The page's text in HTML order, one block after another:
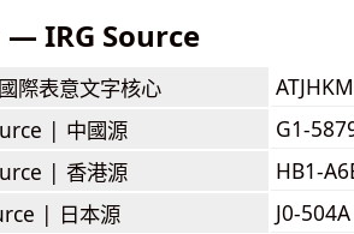
IRG Source
國際表意文字核心
| 中國源
G1-
| 香港源
HB1-
| 日本源
J0-